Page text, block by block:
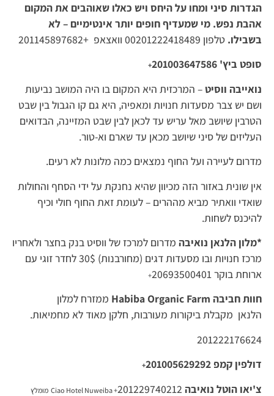
הגדרות סיני ומחו על היחס ויש כאלו שאוהבים את המקום
אהבת נפש. מי שמעדיף חופים יותר אינטימיים – לא
בשבילו. טלפון 00201222418489 וואצאפ +201145897682
סופט ביץ' 201003647586
+
נואייבה ווסיט– המרכזית היא המקום בו היה המושב נביעות
ושם יש צבר מסעדות חנויות ומאפיה, היא גם קו הגבול בין שבט
הטרבין שיושב מאל עריש עד לכאן לבין שבט המזיינה, הבדואים
העליזים של סיני שיושב מכאן עד שארם וא-טור.
מדרום לעיירה ועל החוף נמצאים כמה מלונות לא רעים.
אין שונית באזור הזה מכיוון שהיא נחנקת על ידי הסחף והחולות
שואדי וואתיר מביא מההרים – לעומת זאת החוף חולי וכיף
להיכנס לשחות.
*מלון הלנאן נואיבה מדרום למרכז של ווסיט בנק בחצר ולאחריו
מרכז חנויות ובו מסעדות דגים (מחורבנות) 30$ לחדר זוגי עם
ארוחת בוקר 20693500401
+
חוות חביבה Habiba Organic Farm
ממזרח למלון
הלנאן מקבלת ביקורות מעורבות, חלקן מאוד לא מחמיאות.
201222176624
דולפין קמפ201005629292
+
צ'יאו הוטל נואיבה 201229740212
+